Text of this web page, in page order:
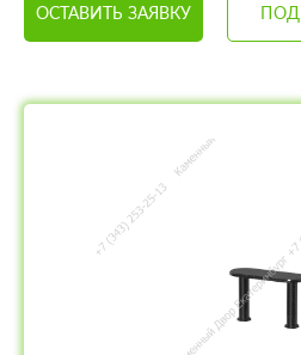
ОСТАВИТЬ ЗАЯВКУ